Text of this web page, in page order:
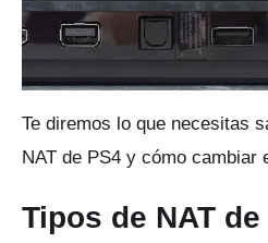
Te diremos lo que necesitas
NAT de PS4 y cómo cambiar
Tipos de NAT de